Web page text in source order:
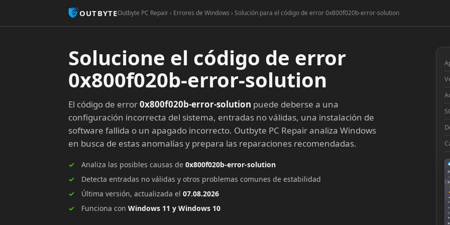
OUTBYTEOutbyte PC Repair › Errores de Windows › Solución para el código de error 0x800f020b-error-solution
Solucione el código de error
0x800f020b-error-solution
El código de error0x800f020b-error-solution puede deberse a una
configuración incorrecta del sistema, entradas no válidas, una instalación de
software fallida o un apagado incorrecto. Outbyte PC Repair analiza Windows
en busca de estas anomalías y prepara las reparaciones recomendadas.
Analiza las posibles causas de 0x800f020b-error-solution
Detecta entradas no válidas y otros problemas comunes de estabilidad
Última versión, actualizada el 07.08.2026
Funciona con Windows 11 y Windows 10
▦
□
◉
◔
■
⚙
●
◎
■
▣